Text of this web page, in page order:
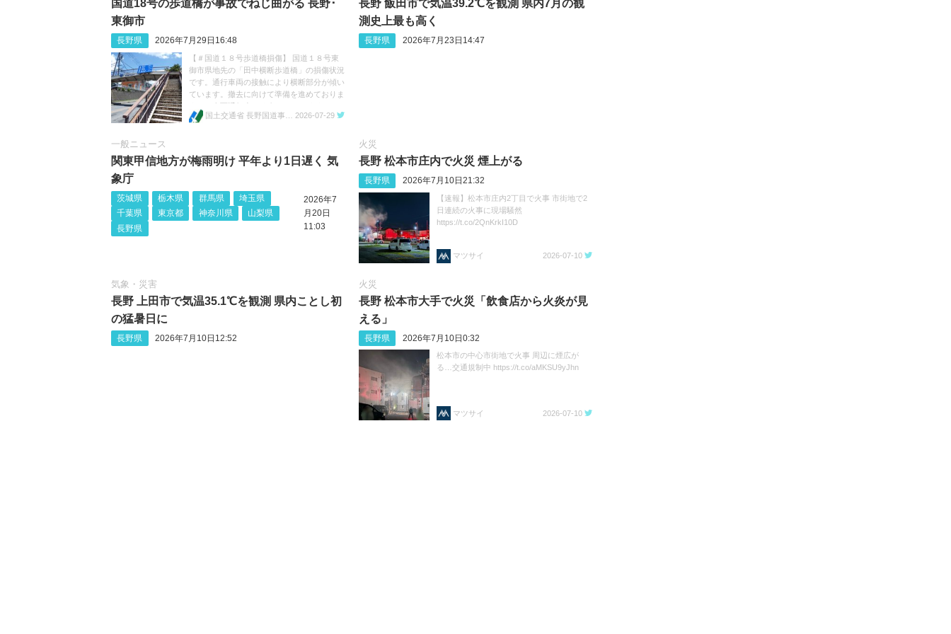
国道18号の歩道橋が事故でねじ曲がる 長野･‬
東御市
長野県 2026年7月29日16:48
【＃国道１８号歩道橋損傷】 国道１８号東
御市県地先の「田中横断歩道橋」の損傷状況
です。通行車両の接触により横断部分が傾い
ています。撤去に向けて準備を進めておりま
す。＃全面通行止め を行っておりますの
で、ご理解の程よろしくお願いします。
2026-07-29
長野 飯田市で気温39.2℃を観測 県内7月の観
測史上最も高く
長野県 2026年7月23日14:47
一般ニュース
関東甲信地方が梅雨明け 平年より1日遅く 気
象庁
茨城県 栃木県 群馬県
埼玉県
千葉県
東京都 神奈川県
山梨県
長野県
2026年7
月20日
11:03
火災
長野 松本市庄内で火災 煙上がる
長野県 2026年7月10日21:32
【速報】松本市庄内2丁目で火事 市街地で2
日連続の火事に現場騒然
https://t.co/2QnKrkI10D
マツサイ 2026-07-10
気象・災害
長野 上田市で気温35.1℃を観測 県内ことし初
の猛暑日に
長野県 2026年7月10日12:52
火災
長野 松本市大手で火災「飲食店から火炎が見
える」
長野県 2026年7月10日0:32
松本市の中心市街地で火事 周辺に煙広が
る…交通規制中 https://t.co/aMKSU9yJhn
マツサイ 2026-07-10